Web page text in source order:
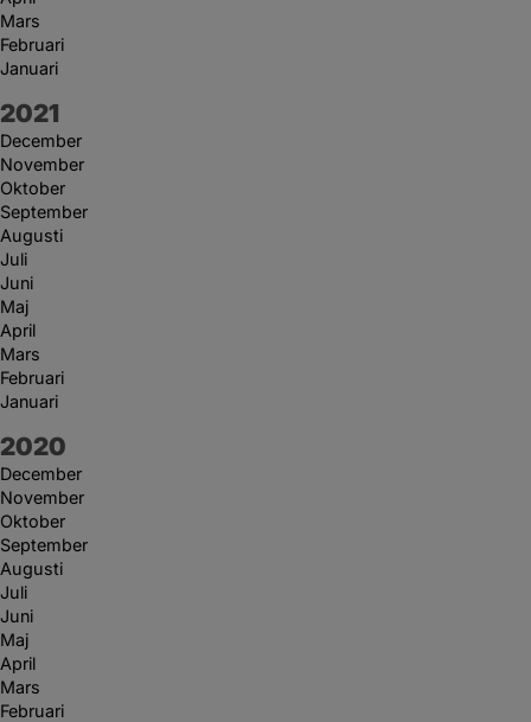
Mars
Februari
Januari
År:
2021
December
November
Oktober
September
Augusti
Juli
Juni
Maj
April
Mars
Februari
Januari
År:
2020
December
November
Oktober
September
Augusti
Juli
Juni
Maj
April
Mars
Februari